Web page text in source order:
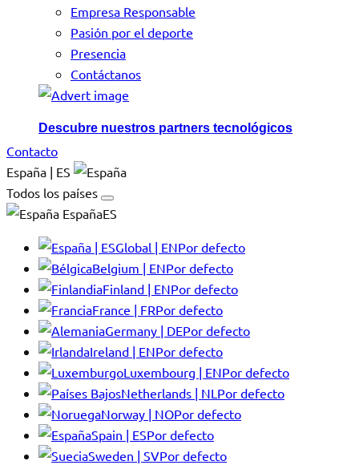
Empresa Responsable
Pasión por el deporte
Presencia
Contáctanos
Descubre nuestros partners tecnológicos
Contacto
España | ES
Todos los países
EspañaES
Global | ENPor defecto
Belgium | ENPor defecto
Finland | ENPor defecto
France | FRPor defecto
Germany | DEPor defecto
Ireland | ENPor defecto
Luxembourg | ENPor defecto
Netherlands | NL Por defecto
Norway | NOPor defecto
Spain | ESPor defecto
Sweden | SVPor defecto